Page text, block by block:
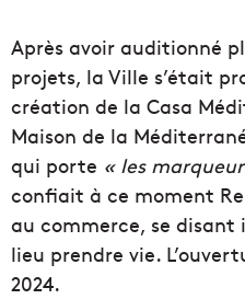
Après avoir auditionné
projets, la Ville s’était
création de la Casa
Maison de la
qui porte « les
confiait à ce moment
au commerce, se
lieu prendre vie.
2024.